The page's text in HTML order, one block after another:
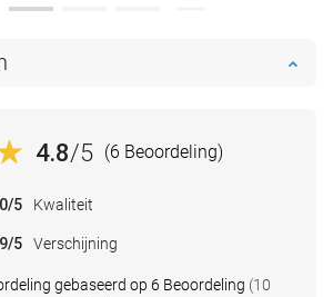
4.8/5 (6 Beoordeling)
gebaseerd op 6 Beoordeling (10
/5 Kwaliteit
/5 Verschijning